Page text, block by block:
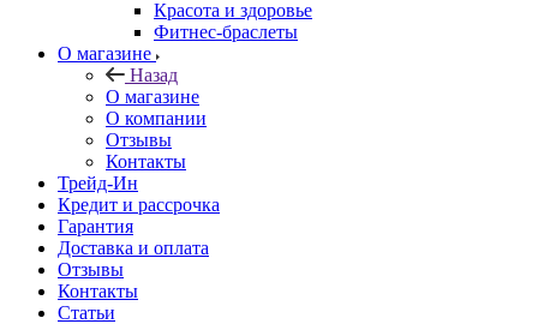
Красота и здоровье
Фитнес-браслеты
О магазине
Назад
О магазине
О компании
Отзывы
Контакты
Трейд-Ин
Кредит и рассрочка
Гарантия
Доставка и оплата
Отзывы
Контакты
Статьи